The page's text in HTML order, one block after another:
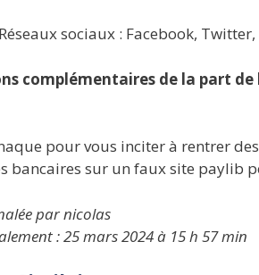
Réseaux sociaux : Facebook,
complémentaires de la part
pour vous inciter à rentrer
bancaires sur un faux site paylib
par nicolas
: 25 mars 2024 à 15 h 57 min